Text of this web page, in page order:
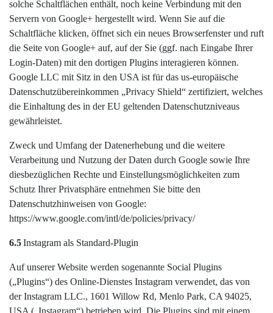
solche Schaltflächen enthält, noch keine Verbindung mit den
Servern von Google+ hergestellt wird. Wenn Sie auf die
Schaltfläche klicken, öffnet sich ein neues Browserfenster und ruft
die Seite von Google+ auf, auf der Sie (ggf. nach Eingabe Ihrer
Login-Daten) mit den dortigen Plugins interagieren können.
Google LLC mit Sitz in den USA ist für das us-europäische
Datenschutzübereinkommen „Privacy Shield“ zertifiziert, welches
die Einhaltung des in der EU geltenden Datenschutzniveaus
gewährleistet.
Zweck und Umfang der Datenerhebung und die weitere
Verarbeitung und Nutzung der Daten durch Google sowie Ihre
diesbezüglichen Rechte und Einstellungsmöglichkeiten zum
Schutz Ihrer Privatsphäre entnehmen Sie bitte den
Datenschutzhinweisen von Google:
https://www.google.com/intl/de/policies/privacy/
6.5Instagram als Standard-Plugin
Auf unserer Website werden sogenannte Social Plugins
(„Plugins“) des Online-Dienstes Instagram verwendet, das von
der Instagram LLC., 1601 Willow Rd, Menlo Park, CA 94025,
USA („Instagram“) betrieben wird. Die Plugins sind mit einem